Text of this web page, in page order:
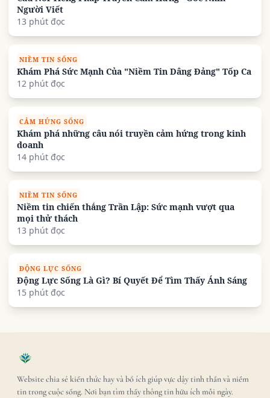
Người Viết
13 phút đọc
NIỀM TIN SỐNG
Khám Phá Sức Mạnh Của "Niềm Tin Dâng Đảng" Tốp Ca
12 phút đọc
CẢM HỨNG SỐNG
Khám phá những câu nói truyền cảm hứng trong kinh
doanh
14 phút đọc
NIỀM TIN SỐNG
Niềm tin chiến thắng Trần Lập: Sức mạnh vượt qua
mọi thử thách
13 phút đọc
ĐỘNG LỰC SỐNG
Động Lực Sống Là Gì? Bí Quyết Để Tìm Thấy Ánh Sáng
15 phút đọc
Website chia sẻ kiến thức hay và bổ ích giúp vực dậy tinh thần và niềm
tin trong cuộc sống. Nơi bạn tìm thấy thông tin hữu ích mỗi ngày.